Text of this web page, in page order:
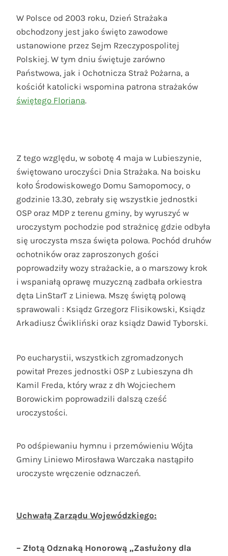
W Polsce od 2003 roku, Dzień Strażaka
obchodzony jest jako święto zawodowe
ustanowione przez Sejm Rzeczypospolitej
Polskiej. W tym dniu świętuje zarówno
Państwowa, jak i Ochotnicza Straż Pożarna, a
kościół katolicki wspomina patrona strażaków
świętego Floriana.
Z tego względu, w sobotę 4 maja w Lubieszynie,
świętowano uroczyści Dnia Strażaka. Na boisku
koło Środowiskowego Domu Samopomocy, o
godzinie 13.30, zebrały się wszystkie jednostki
OSP oraz MDP z terenu gminy, by wyruszyć w
uroczystym pochodzie pod strażnicę gdzie odbyła
się uroczysta msza święta polowa. Pochód druhów
ochotników oraz zaproszonych gości
poprowadziły wozy strażackie, a o marszowy krok
i wspaniałą oprawę muzyczną zadbała orkiestra
dęta LinStarT z Liniewa. Mszę świętą polową
sprawowali : Ksiądz Grzegorz Flisikowski, Ksiądz
Arkadiusz Ćwikliński oraz ksiądz Dawid Tyborski.
Po eucharystii, wszystkich zgromadzonych
powitał Prezes jednostki OSP z Lubieszyna dh
Kamil Freda, który wraz z dh Wojciechem
Borowickim poprowadzili dalszą cześć
uroczystości.
Po odśpiewaniu hymnu i przemówieniu Wójta
Gminy Liniewo Mirosława Warczaka nastąpiło
uroczyste wręczenie odznaczeń.
Uchwałą Zarządu Wojewódzkiego:
– Złotą Odznaką Honorową „Zasłużony dla